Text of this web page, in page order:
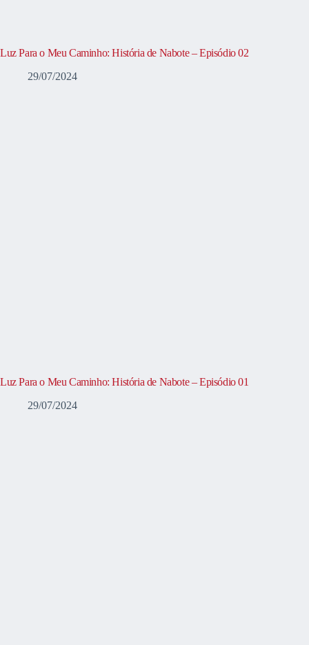
Luz Para o Meu Caminho: História de Nabote – Episódio 02
29/07/2024
Luz Para o Meu Caminho: História de Nabote – Episódio 01
29/07/2024